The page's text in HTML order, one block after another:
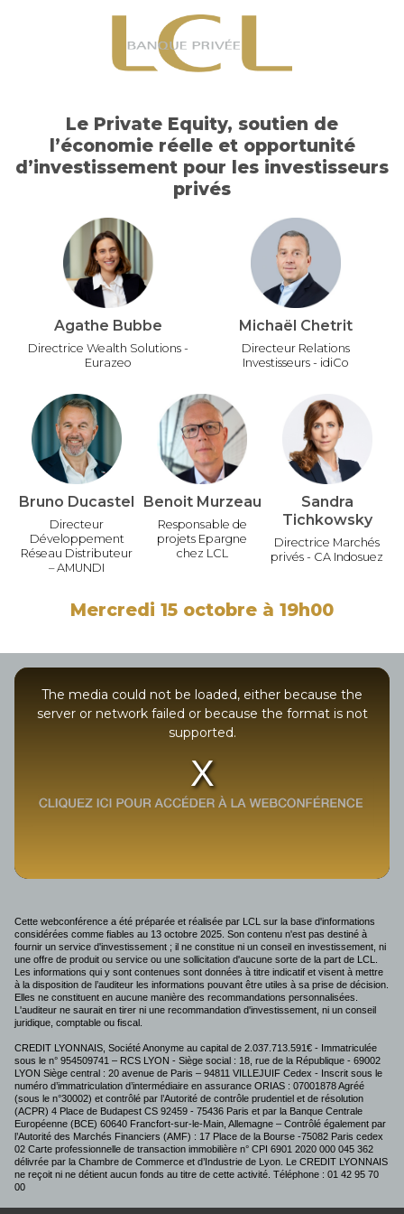
Le Private Equity, soutien de
l’économie réelle et opportunité
d’investissement pour les investisseurs
privés
Agathe Bubbe
Directrice Wealth Solutions -
Eurazeo
Michaël Chetrit
Directeur Relations
Investisseurs - idiCo
Bruno Ducastel
Directeur
Développement
Réseau Distributeur
– AMUNDI
Benoit Murzeau
Responsable de
projets Epargne
chez LCL
Sandra
Tichkowsky
Directrice Marchés
privés - CA Indosuez
Mercredi 15 octobre à 19h00
This
modal
window.
The media could not be loaded, either because the
server or network failed or because the format is not
supported.
Cette webconférence a été préparée et réalisée par LCL sur la base d'informations
considérées comme fiables au 13 octobre 2025. Son contenu n'est pas destiné à
fournir un service d'investissement ; il ne constitue ni un conseil en investissement, ni
une offre de produit ou service ou une sollicitation d'aucune sorte de la part de LCL.
Les informations qui y sont contenues sont données à titre indicatif et visent à mettre
à la disposition de l’auditeur les informations pouvant être utiles à sa prise de décision.
Elles ne constituent en aucune manière des recommandations personnalisées.
L'auditeur ne saurait en tirer ni une recommandation d'investissement, ni un conseil
juridique, comptable ou fiscal.
CREDIT LYONNAIS, Société Anonyme au capital de 2.037.713.591€ - Immatriculée
sous le n° 954509741 – RCS LYON - Siège social : 18, rue de la République - 69002
LYON Siège central : 20 avenue de Paris – 94811 VILLEJUIF Cedex - Inscrit sous le
numéro d’immatriculation d’intermédiaire en assurance ORIAS : 07001878 Agréé
(sous le n°30002) et contrôlé par l’Autorité de contrôle prudentiel et de résolution
(ACPR) 4 Place de Budapest CS 92459 - 75436 Paris et par la Banque Centrale
Européenne (BCE) 60640 Francfort-sur-le-Main, Allemagne – Contrôlé également par
l’Autorité des Marchés Financiers (AMF) : 17 Place de la Bourse -75082 Paris cedex
02 Carte professionnelle de transaction immobilière n° CPI 6901 2020 000 045 362
délivrée par la Chambre de Commerce et d’Industrie de Lyon. Le CREDIT LYONNAIS
ne reçoit ni ne détient aucun fonds au titre de cette activité. Téléphone : 01 42 95 70
00